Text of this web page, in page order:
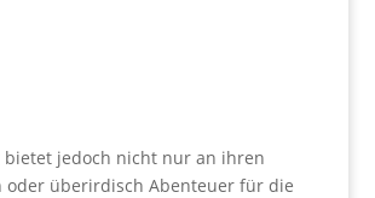
bietet jedoch nicht nur an ihren
oder überirdisch Abenteuer für die